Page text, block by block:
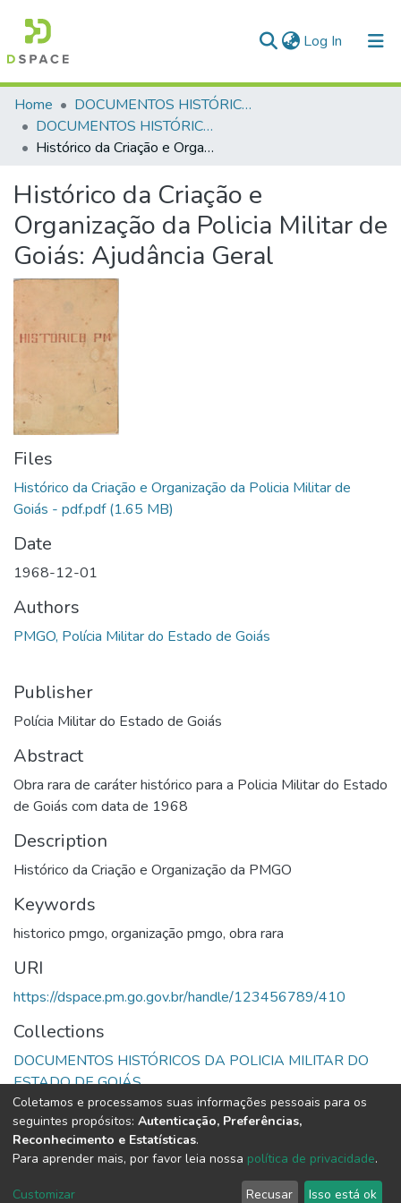
Log In (current)
Communities & Collections
All of DSpace
Home
DOCUMENTOS HISTÓRICOS DA POLICIA MILITAR DO ESTADO DE GOIÁS
DOCUMENTOS HISTÓRICOS DA POLICIA MILITAR DO ESTADO DE GOIÁS
Histórico da Criação e Organização da Policia Militar de Goiás: Ajudância Geral
Histórico da Criação e
Organização da Policia Militar de
Goiás: Ajudância Geral
Files
Histórico da Criação e Organização da Policia Militar de
Goiás - pdf.pdf(1.65 MB)
Date
1968-12-01
Authors
PMGO, Polícia Militar do Estado de Goiás
Publisher
Polícia Militar do Estado de Goiás
Abstract
Obra rara de caráter histórico para a Policia Militar do Estado
de Goiás com data de 1968
Description
Histórico da Criação e Organização da PMGO
Keywords
historico pmgo, organização pmgo, obra rara
URI
https://dspace.pm.go.gov.br/handle/123456789/410
Collections
DOCUMENTOS HISTÓRICOS DA POLICIA MILITAR DO
ESTADO DE GOIÁS
Full item page
DSpace software copyright © 2002-2026 LYRASIS
Cookie
End User
Send
Coletamos e processamos suas informações pessoais para os
seguintes propósitos: Autenticação, Preferências,
Reconhecimento e Estatísticas.
Para aprender mais, por favor leia nossa política de privacidade.
Customizar Recusar Isso está ok